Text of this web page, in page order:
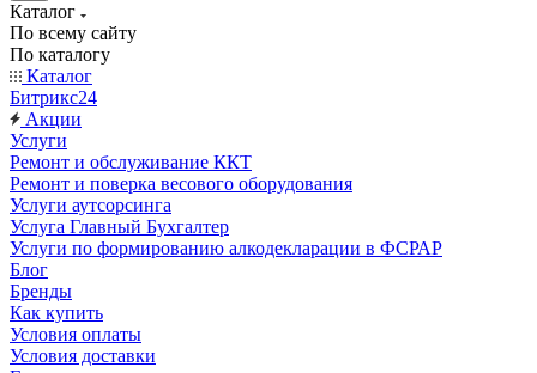
Каталог
По всему сайту
По каталогу
Каталог
Битрикс24
Акции
Услуги
Ремонт и обслуживание ККТ
Ремонт и поверка весового оборудования
Услуги аутсорсинга
Услуга Главный Бухгалтер
Услуги по формированию алкодекларации в ФСРАР
Блог
Бренды
Как купить
Условия оплаты
Условия доставки